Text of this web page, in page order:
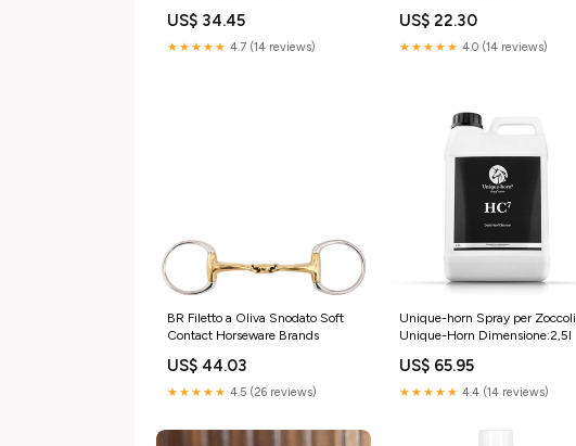
US$ 34.45
★★★★★ 4.7 (14 reviews)
US$ 22.30
★★★★★ 4.0 (14 reviews)
BR Filetto a Oliva Snodato Soft
Contact Horseware Brands
US$ 44.03
★★★★★ 4.5 (26 reviews)
Unique-horn Spray per Zoccoli
Unique-Horn Dimensione:2,5l
US$ 65.95
★★★★★ 4.4 (14 reviews)